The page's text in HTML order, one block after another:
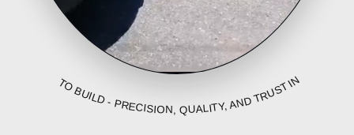
FROM BLUEPRINT TO BUILD - PRECISION, QUALITY, AND TRUST IN EVERY PROJECT